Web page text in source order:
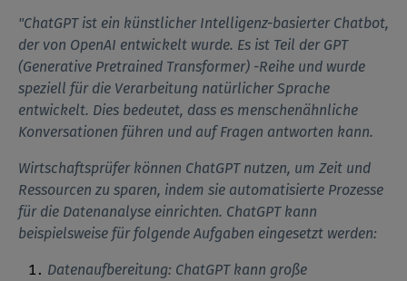
"ChatGPT ist ein künstlicher Intelligenz-basierter Chatbot,
der von OpenAI entwickelt wurde. Es ist Teil der GPT
(Generative Pretrained Transformer) -Reihe und wurde
speziell für die Verarbeitung natürlicher Sprache
entwickelt. Dies bedeutet, dass es menschenähnliche
Konversationen führen und auf Fragen antworten kann.
Wirtschaftsprüfer können ChatGPT nutzen, um Zeit und
Ressourcen zu sparen, indem sie automatisierte Prozesse
für die Datenanalyse einrichten. ChatGPT kann
beispielsweise für folgende Aufgaben eingesetzt werden:
Datenaufbereitung: ChatGPT kann große